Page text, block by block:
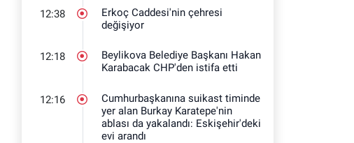
12:38
Erkoç Caddesi'nin çehresi
değişiyor
12:18
Beylikova Belediye Başkanı Hakan
Karabacak CHP'den istifa etti
12:16
Cumhurbaşkanına suikast timinde
yer alan Burkay Karatepe'nin
ablası da yakalandı: Eskişehir'deki
evi arandı